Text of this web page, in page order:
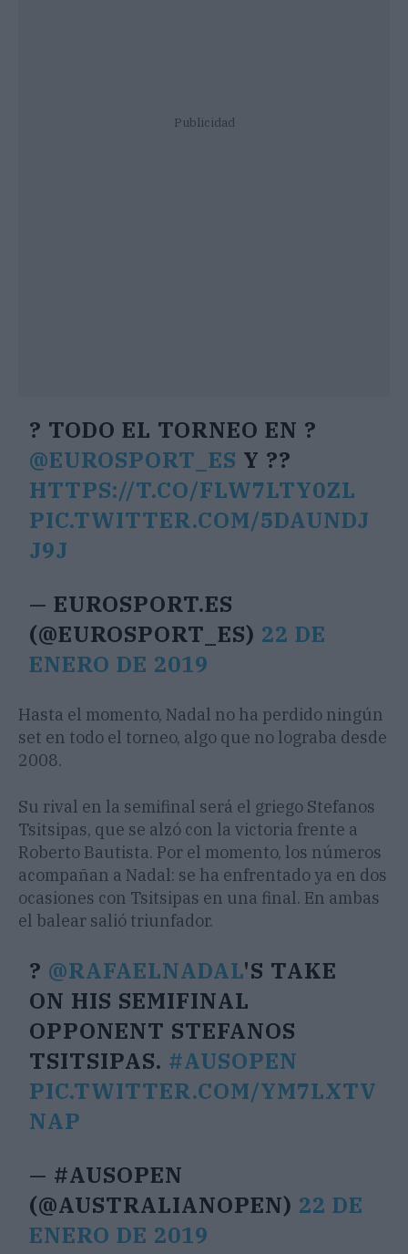
Publicidad
? TODO EL TORNEO EN ?
@EUROSPORT_ES Y ??
HTTPS://T.CO/FLW7LTY0ZL
PIC.TWITTER.COM/5DAUNDJ
J9J
— EUROSPORT.ES
(@EUROSPORT_ES) 22 DE
ENERO DE 2019
Hasta el momento, Nadal no ha perdido ningún
set en todo el torneo, algo que no lograba desde
2008.
Su rival en la semifinal será el griego Stefanos
Tsitsipas, que se alzó con la victoria frente a
Roberto Bautista. Por el momento, los números
acompañan a Nadal: se ha enfrentado ya en dos
ocasiones con Tsitsipas en una final. En ambas
el balear salió triunfador.
? @RAFAELNADAL'S TAKE
ON HIS SEMIFINAL
OPPONENT STEFANOS
TSITSIPAS. #AUSOPEN
PIC.TWITTER.COM/YM7LXTV
NAP
— #AUSOPEN
(@AUSTRALIANOPEN) 22 DE
ENERO DE 2019